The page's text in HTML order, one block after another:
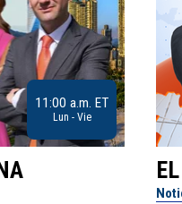
11:00 a.m. ET
Lun - Vie